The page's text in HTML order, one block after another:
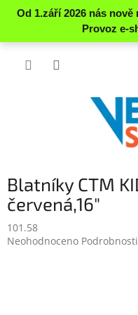
Přejít
Blatníky CTM
červená,16"
101.58
Průměrné
Neohodnoceno